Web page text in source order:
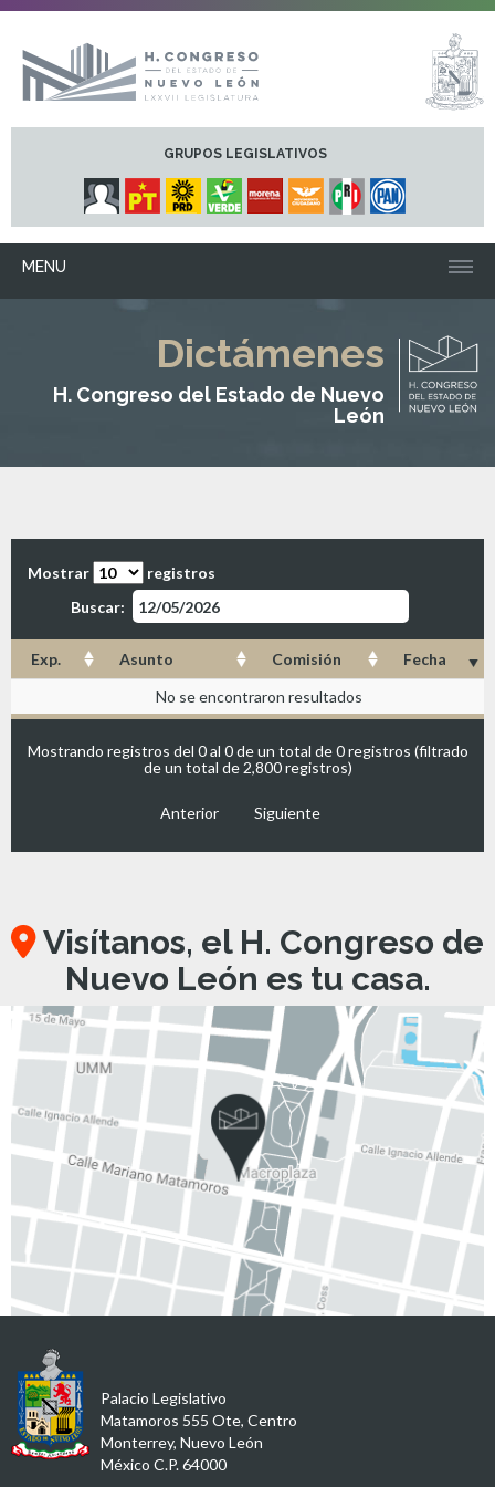
GRUPOS LEGISLATIVOS
MENU
Dictámenes
H. Congreso del Estado de Nuevo
León
Mostrar
registros
Buscar:
Exp. Asunto Comisión
Fecha
No se encontraron resultados
Mostrando registros del 0 al 0 de un total de 0 registros (filtrado
de un total de 2,800 registros)
Anterior Siguiente
Visítanos, el H. Congreso de
Nuevo León es tu casa.
Palacio Legislativo
Matamoros 555 Ote, Centro
Monterrey, Nuevo León
México C.P. 64000